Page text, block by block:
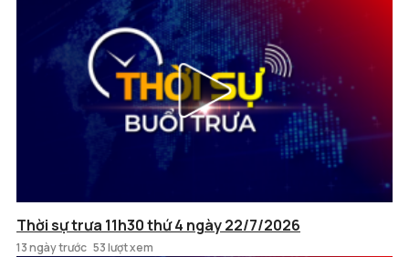
Thời sự trưa 11h30 thứ 4 ngày 22/7/2026
13 ngày trước 53 lượt xem